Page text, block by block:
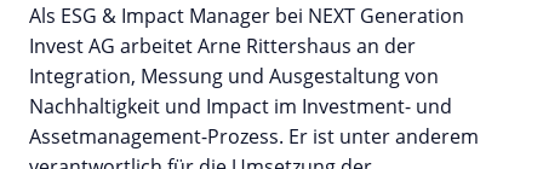
Als ESG & Impact Manager bei NEXT Generation
Invest AG arbeitet Arne Rittershaus an der
Integration, Messung und Ausgestaltung von
Nachhaltigkeit und Impact im Investment- und
Assetmanagement-Prozess. Er ist unter anderem